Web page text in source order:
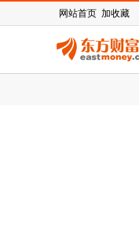
网站首页 加收藏